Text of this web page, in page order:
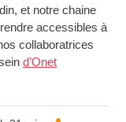
et notre chaine
accessibles à
collaboratrices
d’Onet